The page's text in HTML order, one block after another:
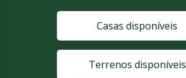
Casas disponíveis
Terrenos disponíveis